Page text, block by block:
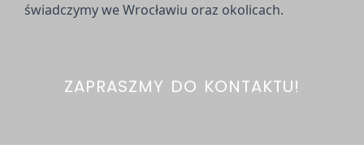
świadczymy we Wrocławiu oraz okolicach.
ZAPRASZMY DO KONTAKTU!